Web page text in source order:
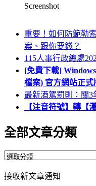
Screenshot
重要！如何防範勒
案、跟你要錢？
115人事行政總處
[免費下載]
檔案) 官方網站正式
最新酒駕罰則：關3
【注音符號】轉【
全部文章分類
全
文
接收新文章通知